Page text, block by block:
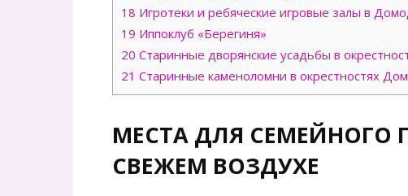
18 Игротеки и ребяческие игровые залы в
19 Иппоклуб «Берегиня»
20 Старинные дворянские усадьбы в
21 Старинные каменоломни в окрестностях
МЕСТА ДЛЯ СЕМЕЙНОГО
СВЕЖЕМ ВОЗДУХЕ